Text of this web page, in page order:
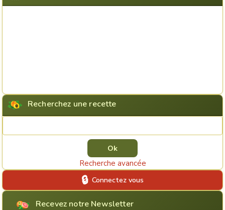
Recherchez une recette
Recherche avancée
Connectez vous
Recevez notre Newsletter